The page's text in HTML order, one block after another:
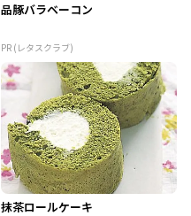
品豚バラベーコン
PR (レタスクラブ)
抹茶ロールケーキ